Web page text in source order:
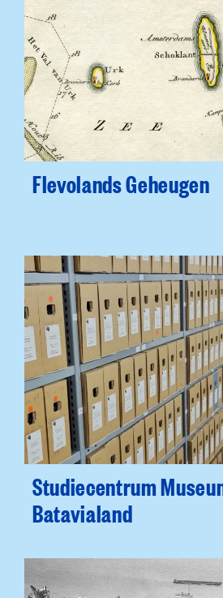
Flevolands Geheugen
Studiecentrum
Batavialand